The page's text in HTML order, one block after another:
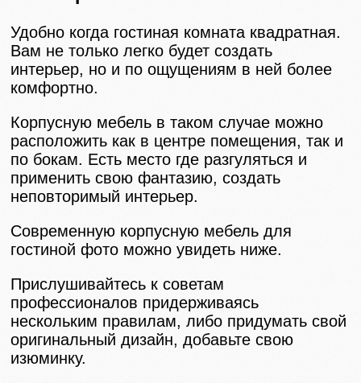
Удобно когда гостиная комната квадратная.
Вам не только легко будет создать
интерьер, но и по ощущениям в ней более
комфортно.
Корпусную мебель в таком случае можно
расположить как в центре помещения, так и
по бокам. Есть место где разгуляться и
применить свою фантазию, создать
неповторимый интерьер.
Современную корпусную мебель для
гостиной фото можно увидеть ниже.
Прислушивайтесь к советам
профессионалов придерживаясь
нескольким правилам, либо придумать свой
оригинальный дизайн, добавьте свою
изюминку.